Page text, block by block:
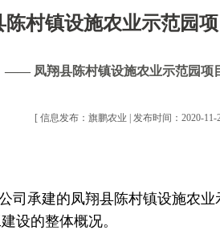
陈村镇设施农业示范园
—— 凤翔县陈村镇设施农业示范园项
[ 信息发布：旗鹏农业 | 发布时间：2020-11-
司承建的凤翔县陈村镇设施农
设的整体概况。